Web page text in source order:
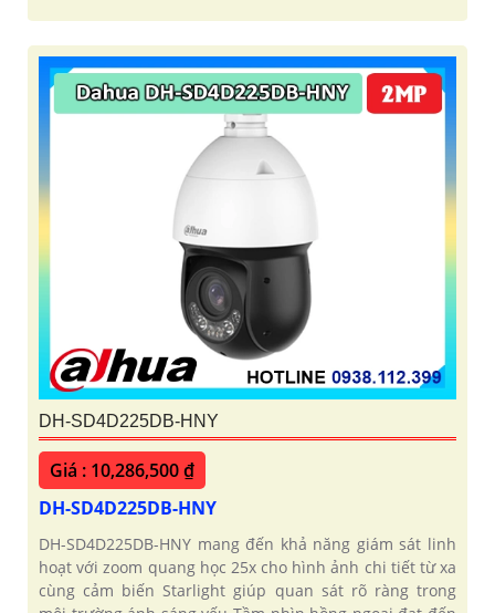
DH-SD4D225DB-HNY
Giá : 10,286,500 ₫
DH-SD4D225DB-HNY
DH-SD4D225DB-HNY mang đến khả năng giám sát linh
hoạt với zoom quang học 25x cho hình ảnh chi tiết từ xa
cùng cảm biến Starlight giúp quan sát rõ ràng trong